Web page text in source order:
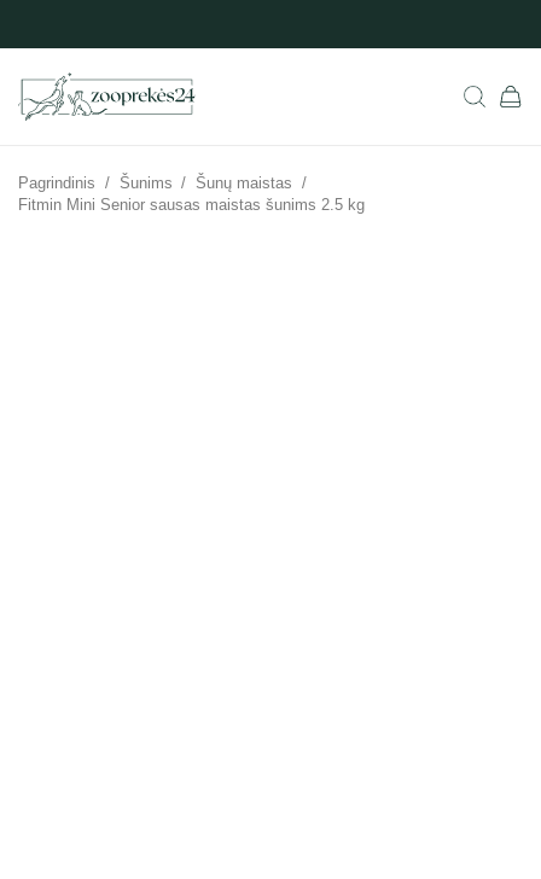
Pagrindinis / Šunims / Šunų maistas /
Fitmin Mini Senior sausas maistas šunims 2.5 kg